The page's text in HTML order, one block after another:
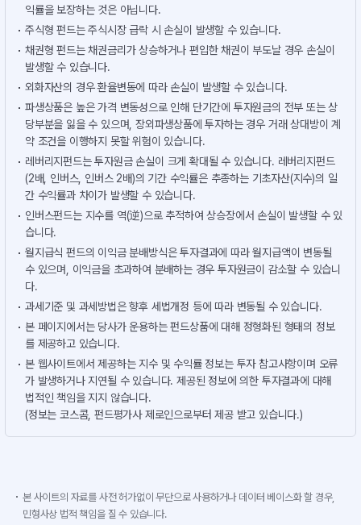
익률을 보장하는 것은 아닙니다.
주식형 펀드는 주식시장 급락 시 손실이 발생할 수 있습니다.
채권형 펀드는 채권금리가 상승하거나 편입한 채권이 부도날 경우 손실이
발생할 수 있습니다.
외화자산의 경우 환율변동에 따라 손실이 발생할 수 있습니다.
파생상품은 높은 가격 변동성으로 인해 단기간에 투자원금의 전부 또는 상
당부분을 잃을 수 있으며, 장외파생상품에 투자하는 경우 거래 상대방이 계
약 조건을 이행하지 못할 위험이 있습니다.
레버리지펀드는 투자원금 손실이 크게 확대될 수 있습니다. 레버리지펀드
(2배, 인버스, 인버스 2배)의 기간 수익률은 추종하는 기초자산(지수)의 일
간 수익률과 차이가 발생할 수 있습니다.
인버스펀드는 지수를 역(逆)으로 추적하여 상승장에서 손실이 발생할 수 있
습니다.
월지급식 펀드의 이익금 분배방식은 투자결과에 따라 월지급액이 변동될
수 있으며, 이익금을 초과하여 분배하는 경우 투자원금이 감소할 수 있습니
다.
과세기준 및 과세방법은 향후 세법개정 등에 따라 변동될 수 있습니다.
본 페이지에서는 당사가 운용하는 펀드상품에 대해 정형화된 형태의 정보
를 제공하고 있습니다.
본 웹사이트에서 제공하는 지수 및 수익률 정보는 투자 참고사항이며 오류
가 발생하거나 지연될 수 있습니다. 제공된 정보에 의한 투자결과에 대해
법적인 책임을 지지 않습니다.
(정보는 코스콤, 펀드평가사 제로인으로부터 제공 받고 있습니다.)
본 사이트의 자료를 사전 허가없이 무단으로 사용하거나 데이터 베이스화 할 경우,
민형사상 법적 책임을 질 수 있습니다.